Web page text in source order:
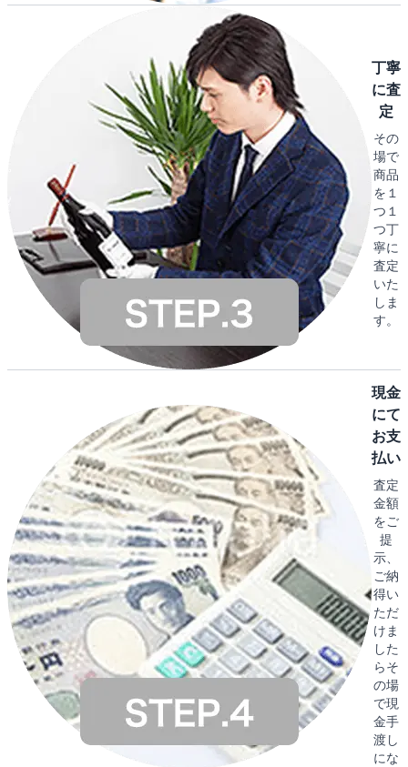
丁寧
に査
定
その
場で
商品
を１
つ１
つ丁
寧に
査定
いた
しま
す。
現金
にて
お支
払い
査定
金額
をご
提
示、
ご納
得い
ただ
けま
した
らそ
の場
で現
金手
渡し
にな